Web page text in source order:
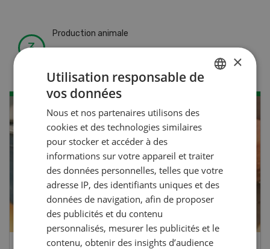
Production animale
AOÛ
22-23
×
Utilisation responsable de
vos données
Nous et nos partenaires utilisons des
cookies et des technologies similaires
pour stocker et accéder à des
informations sur votre appareil et traiter
des données personnelles, telles que votre
adresse IP, des identifiants uniques et des
données de navigation, afin de proposer
des publicités et du contenu
personnalisés, mesurer les publicités et le
contenu, obtenir des insights d’audience